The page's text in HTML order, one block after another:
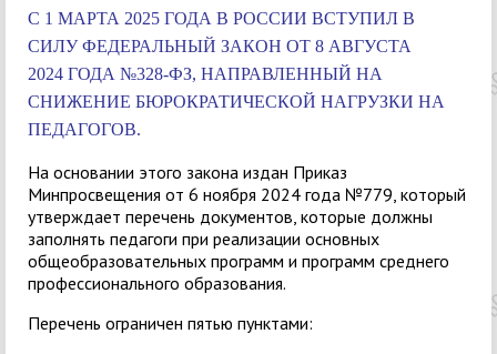
С 1 МАРТА 2025 ГОДА В РОССИИ ВСТУПИЛ В
СИЛУ ФЕДЕРАЛЬНЫЙ ЗАКОН ОТ 8 АВГУСТА
2024 ГОДА №328-ФЗ, НАПРАВЛЕННЫЙ НА
СНИЖЕНИЕ БЮРОКРАТИЧЕСКОЙ НАГРУЗКИ НА
ПЕДАГОГОВ.
На основании этого закона издан Приказ
Минпросвещения от 6 ноября 2024 года №779, который
утверждает перечень документов, которые должны
заполнять педагоги при реализации основных
общеобразовательных программ и программ среднего
профессионального образования.
Перечень ограничен пятью пунктами: